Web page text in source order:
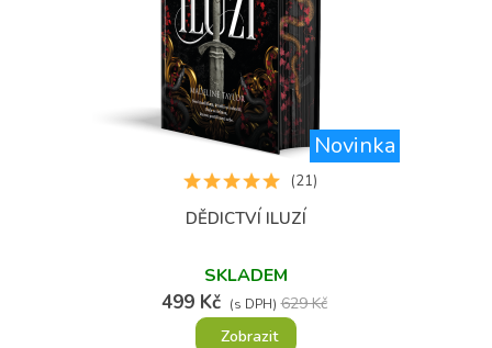
Novinka
DĚDICTVÍ ILUZÍ
SKLADEM
499 Kč (s DPH) 629 Kč
(21)
Zobrazit